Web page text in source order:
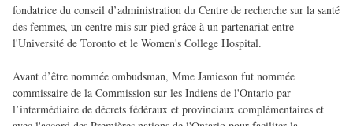
fondatrice du conseil d’administration du Centre de recherche sur la santé
des femmes, un centre mis sur pied grâce à un partenariat entre
l'Université de Toronto et le Women's College Hospital.
Avant d’être nommée ombudsman, Mme Jamieson fut nommée
commissaire de la Commission sur les Indiens de l'Ontario par
l’intermédiaire de décrets fédéraux et provinciaux complémentaires et